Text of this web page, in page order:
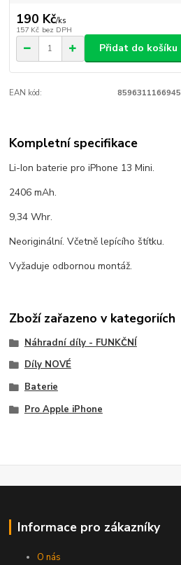
190 Kč/ks
157 Kč bez DPH
Přidat do košíku
EAN kód: 8596311166945
Kompletní specifikace
Li-Ion baterie pro iPhone 13 Mini.
2406 mAh.
9,34 Whr.
Neoriginální. Včetně lepícího štítku.
Vyžaduje odbornou montáž.
Zboží zařazeno v kategoriích
Náhradní díly - FUNKČNÍ
Díly NOVÉ
Baterie
Pro Apple iPhone
Informace pro zákazníky
O nás